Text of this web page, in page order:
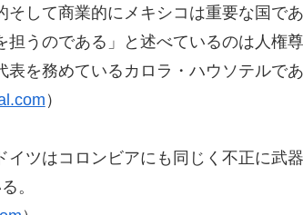
そして商業的にメキシコは重要な国で
担うのである」と述べているのは人権
を務めているカロラ・ハウソテルであ
）
イツはコロンビアにも同じく不正に武
。